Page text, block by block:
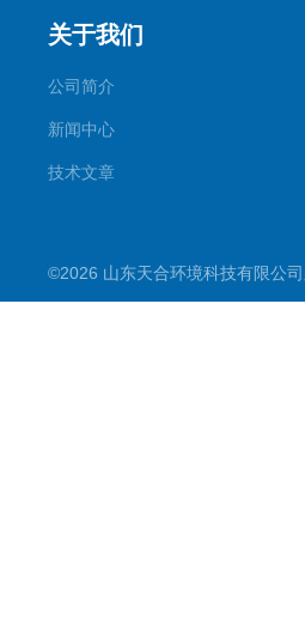
关于我们
公司简介
新闻中心
技术文章
©2026 山东天合环境科技有限